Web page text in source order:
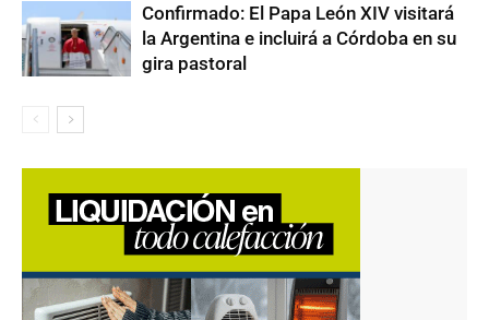
Confirmado: El Papa León XIV visitará
la Argentina e incluirá a Córdoba en su
gira pastoral